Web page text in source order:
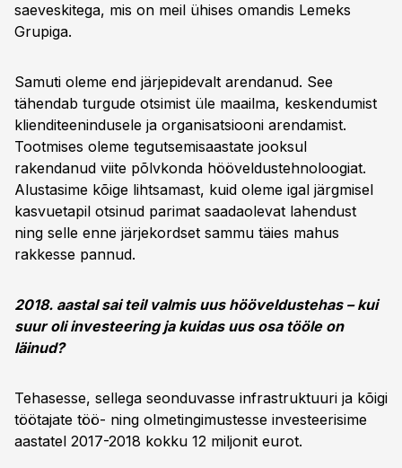
saeveskitega, mis on meil ühises omandis Lemeks
Grupiga.
Samuti oleme end järjepidevalt arendanud. See
tähendab turgude otsimist üle maailma, keskendumist
klienditeenindusele ja organisatsiooni arendamist.
Tootmises oleme tegutsemisaastate jooksul
rakendanud viite põlvkonda hööveldustehnoloogiat.
Alustasime kõige lihtsamast, kuid oleme igal järgmisel
kasvuetapil otsinud parimat saadaolevat lahendust
ning selle enne järjekordset sammu täies mahus
rakkesse pannud.
2018. aastal sai teil valmis uus hööveldustehas – kui
suur oli investeering ja kuidas uus osa tööle on
läinud?
Tehasesse, sellega seonduvasse infrastruktuuri ja kõigi
töötajate töö- ning olmetingimustesse investeerisime
aastatel 2017-2018 kokku 12 miljonit eurot.